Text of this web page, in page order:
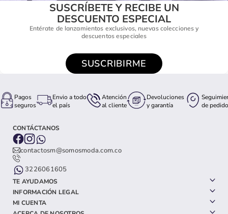
SUSCRÍBETE Y RECIBE UN
DESCUENTO ESPECIAL
Entérate de lanzamientos exclusivos, nuevas colecciones y
descuentos especiales
SUSCRIBIRME
Pagos
seguros
Envio a todo
el país
Atención
al cliente
Devoluciones
y garantía
de pedido
CONTÁCTANOS
contactosm@somosmoda.com.co
3226061605
TE AYUDAMOS
INFORMACIÓN LEGAL
MI CUENTA